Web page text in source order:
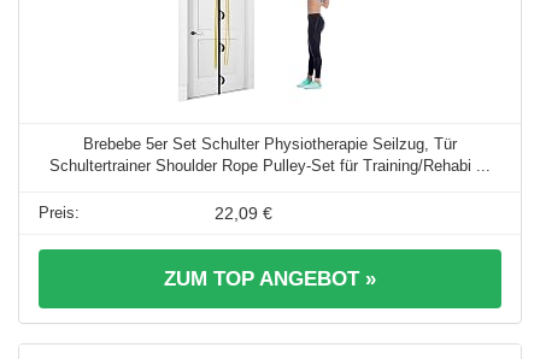
Brebebe 5er Set Schulter Physiotherapie Seilzug, Tür
Schultertrainer Shoulder Rope Pulley-Set für Training/Rehabi ...
22,09 €
ZUM TOP ANGEBOT »